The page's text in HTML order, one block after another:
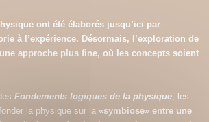
ont été élaborés jusqu’ici par
à l’expérience. Désormais, l’exploration de
approche plus fine, où les concepts soient
Fondements logiques de la physique , les
la physique sur la «symbiose» entre une